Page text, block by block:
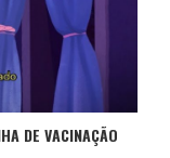
DE VACINAÇÃO